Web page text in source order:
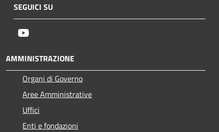
SEGUICI SU
AMMINISTRAZIONE
Organi di Governo
Aree Amministrative
Uffici
Enti e fondazioni